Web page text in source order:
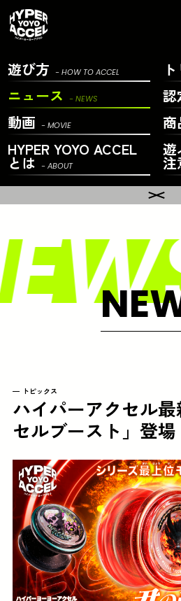
遊び方 - HOW TO ACCEL
ニュース - NEWS 認
動画 - MOVIE 商
HYPER YOYO ACCEL
とは - ABOUT
遊
注
トピックス
ハイパーアクセル
セルブースト」登場